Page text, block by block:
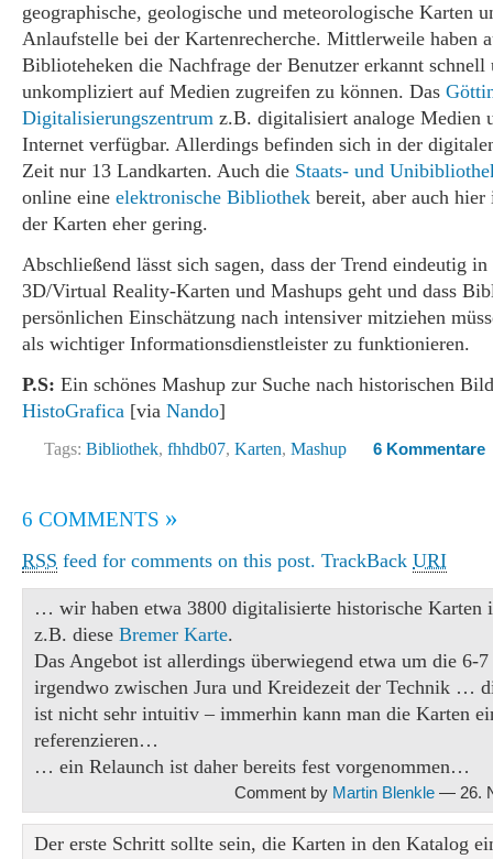
geographische, geologische und meteorologische Karten
Anlaufstelle bei der Kartenrecherche. Mittlerweile haben
Biblioteheken die Nachfrage der Benutzer erkannt schnell
unkompliziert auf Medien zugreifen zu können. Das
Digitalisierungszentrum z.B. digitalisiert analoge Medien
Internet verfügbar. Allerdings befinden sich in der
Zeit nur 13 Landkarten. Auch die Staats- und
online eine elektronische Bibliothek bereit, aber auch
der Karten eher gering.
Abschließend lässt sich sagen, dass der Trend eindeutig
3D/Virtual Reality-Karten und Mashups geht und dass
persönlichen Einschätzung nach intensiver mitziehen
als wichtiger Informationsdienstleister zu funktionieren.
P.S: Ein schönes Mashup zur Suche nach historischen
HistoGrafica [via Nando]
Tags: Bibliothek, fhhdb07, Karten, Mashup 6 Kommentare
6 COMMENTS »
RSS feed for comments on this post. TrackBack URI
… wir haben etwa 3800 digitalisierte historische Karten
z.B. diese Bremer Karte.
Das Angebot ist allerdings überwiegend etwa um die 6-7
irgendwo zwischen Jura und Kreidezeit der Technik …
ist nicht sehr intuitiv – immerhin kann man die Karten
referenzieren…
… ein Relaunch ist daher bereits fest vorgenommen…
Comment by Martin Blenkle — 26.
Der erste Schritt sollte sein, die Karten in den Katalog